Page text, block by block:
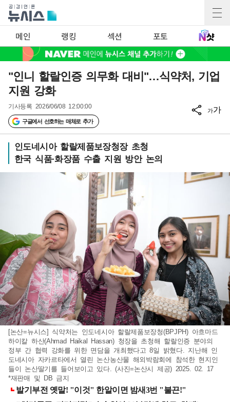
메인 랭킹 섹션 포토
"인니 할랄인증 의무화 대비"…식약처, 기업
지원 강화
기사등록 2026/06/08 12:00:00
구글에서 선호하는 매체로 추가
가가
인도네시아 할랄제품보장청장 초청
한국 식품·화장품 수출 지원 방안 논의
[논산=뉴시스] 식약처는 인도네시아 할랄제품보장청(BPJPH) 아흐마드
하이칼 하산(Ahmad Haikal Hassan) 청장을 초청해 할랄인증 분야의
정부 간 협력 강화를 위한 면담을 개최했다고 8일 밝혔다. 지난해 인
도네시아 자카르타에서 열린 논산농산물 해외박람회에 참석한 현지인
들이 논산딸기를 들어보이고 있다. (사진=논산시 제공) 2025. 02. 17
*재판매 및 DB 금지